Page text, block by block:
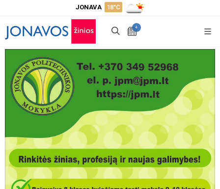
JONAVA 18°C
+